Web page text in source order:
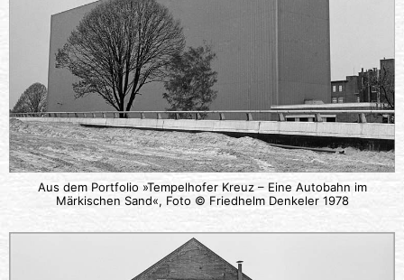
Aus dem Portfolio »Tempelhofer Kreuz – Eine Autobahn im
Märkischen Sand«, Foto © Friedhelm Denkeler 1978